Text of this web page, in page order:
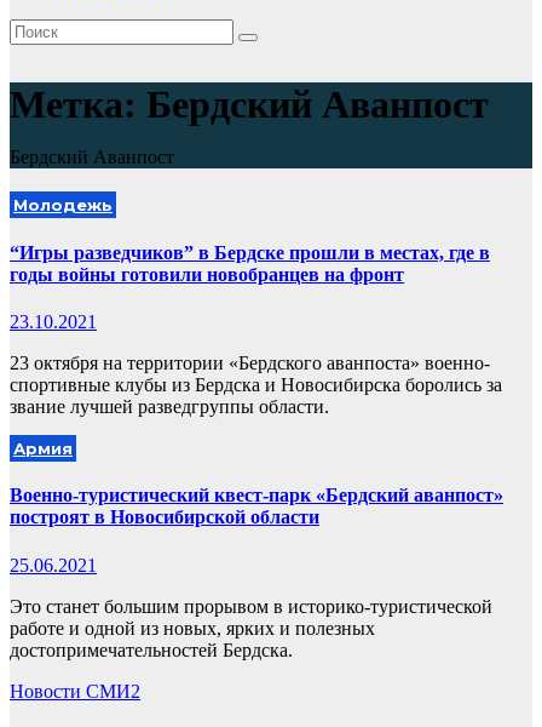
Метка: Бердский Аванпост
Бердский Аванпост
Молодежь
“Игры разведчиков” в Бердске прошли в местах, где в
годы войны готовили новобранцев на фронт
23.10.2021
23 октября на территории «Бердского аванпоста» военно-
спортивные клубы из Бердска и Новосибирска боролись за
звание лучшей разведгруппы области.
Армия
Военно-туристический квест-парк «Бердский аванпост»
построят в Новосибирской области
25.06.2021
Это станет большим прорывом в историко-туристической
работе и одной из новых, ярких и полезных
достопримечательностей Бердска.
Новости СМИ2